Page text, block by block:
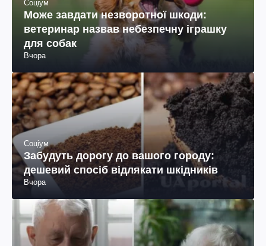
Соціум
Може завдати незворотної шкоди:
ветеринар назвав небезпечну іграшку
для собак
Вчора
Соціум
Забудуть дорогу до вашого городу:
дешевий спосіб відлякати шкідників
Вчора